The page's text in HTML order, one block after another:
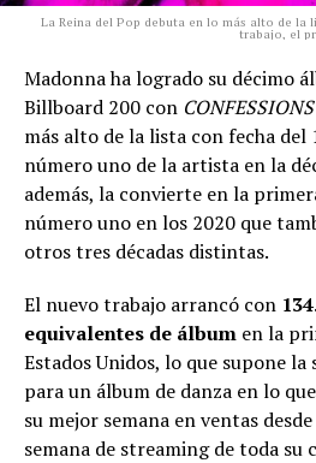
La Reina del Pop debuta en lo más alto de la
trabajo, el
Madonna ha logrado su décimo
Billboard 200 con
más alto de la lista con fecha del
número uno de la artista en la
además, la convierte en la
número uno en los 2020 que
otros tres décadas distintas.
El nuevo trabajo arrancó con
equivalentes de álbum en la
Estados Unidos, lo que supone la
para un álbum de danza en lo
su mejor semana en ventas
semana de streaming de toda su